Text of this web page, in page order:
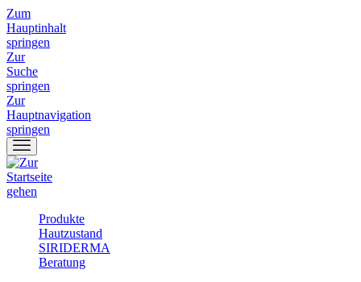
Zum
Hauptinhalt
springen
Zur
Suche
springen
Zur
Hauptnavigation
springen
Produkte
Hautzustand
SIRIDERMA
Beratung